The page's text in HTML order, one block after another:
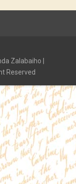
Zalabaiho |
Reserved